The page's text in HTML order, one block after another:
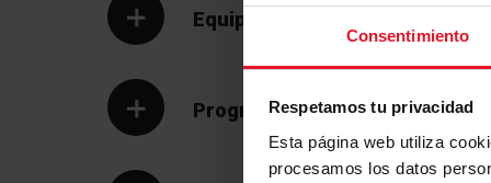
Consentimiento
Respetamos tu privacidad
Esta página web utiliza
procesamos los datos
Equipamiento
Programas y Opciones